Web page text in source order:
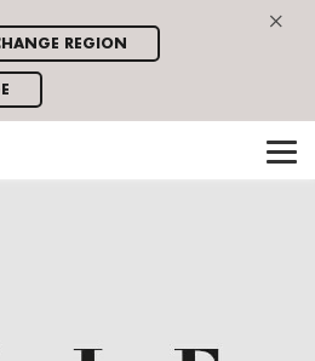
×
REGION